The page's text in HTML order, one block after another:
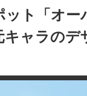
ット「オ
ャラのデ